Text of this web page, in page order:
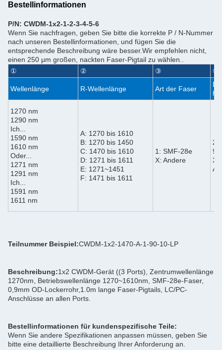
Bestellinformationen
P/N: CWDM-1x2-1-2-3-4-5-6
Wenn Sie nachfragen, geben Sie bitte die korrekte P / N-Nummer
nach unseren Bestellinformationen, und fügen Sie die
entsprechende Beschreibung wäre besser.Wir empfehlen nicht,
einen 250 μm großen, nackten Faser-Pigtail zu wählen..
①
② ③ ④
Wellenlänge R-Wellenlänge Art der Faser
1270 nm
1290 nm
Ich...
1590 nm
1610 nm
Oder...
1271 nm
1291 nm
Ich...
1591 nm
1611 nm
A: 1270 bis 1610
B: 1270 bis 1450
C: 1470 bis 1610
D: 1271 bis 1611
E: 1271~1451
F: 1471 bis 1611
1: SMF-28e
X: Andere
Teilnummer Beispiel:CWDM-1x2-1470-A-1-90-10-LP
Beschreibung:1x2 CWDM-Gerät ((3 Ports), Zentrumwellenlänge
1270nm, Betriebswellenlänge 1270~1610nm, SMF-28e-Faser,
0,9mm OD-Lockerrohr,1.0m lange Faser-Pigtails, LC/PC-
Anschlüsse an allen Ports.
Bestellinformationen für kundenspezifische Teile:
Wenn Sie andere Spezifikationen anpassen müssen, geben Sie
bitte eine detaillierte Beschreibung Ihrer Anforderung an.